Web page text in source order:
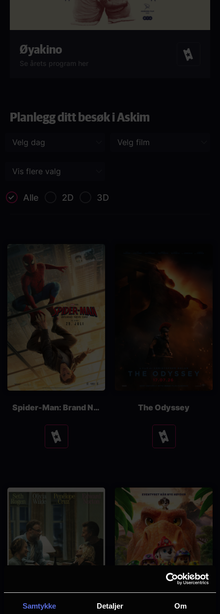
Samtykke Detaljer Om
Øyakino
Se årets program her
Billetter
Planlegg ditt besøk i Askim
Alle 2D 3D
Spider-Man: Brand New Day
Se
tider
The Odyssey
Se
tider